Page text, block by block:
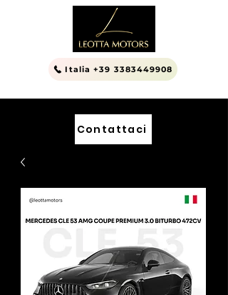
Italia +39 3383449908
Contattaci